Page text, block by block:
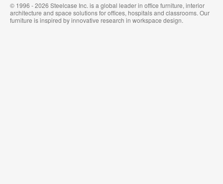
© 1996 - 2026 Steelcase Inc. is a global leader in office furniture, interior
architecture and space solutions for offices, hospitals and classrooms. Our
furniture is inspired by innovative research in workspace design.